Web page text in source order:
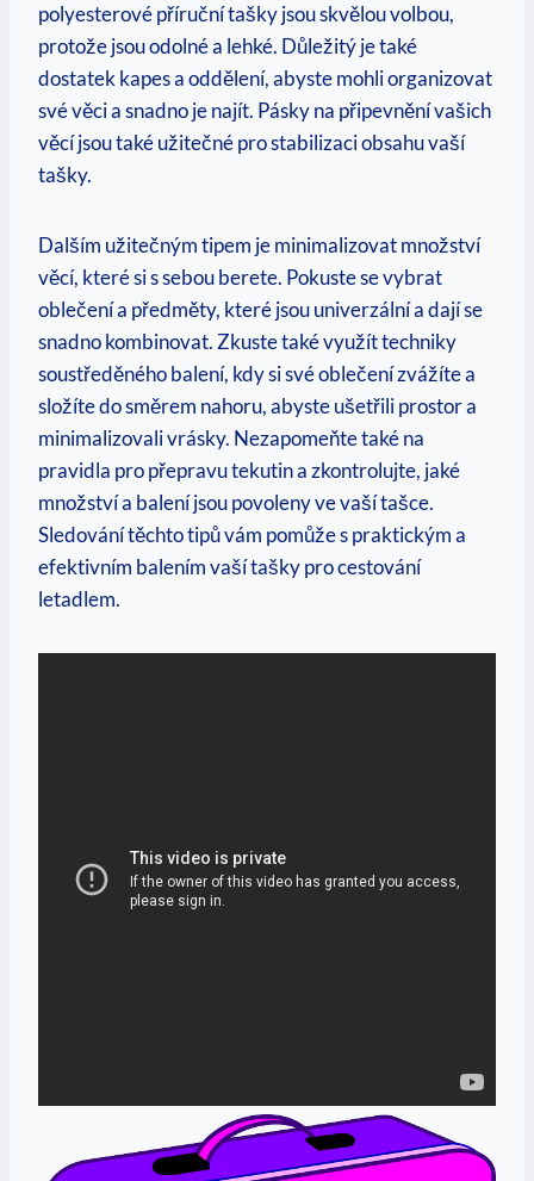
polyesterové příruční tašky jsou skvělou ⁣volbou,
protože jsou ‍odolné a lehké. Důležitý je také
dostatek kapes⁣ a oddělení, abyste mohli organizovat
své věci ​a snadno je najít. Pásky⁢ na připevnění vašich
věcí jsou také užitečné pro stabilizaci obsahu vaší
tašky.
Dalším užitečným ⁢tipem je minimalizovat množství
věcí, které si s sebou berete. Pokuste se vybrat
oblečení a předměty, které ⁣jsou univerzální a dají se
snadno kombinovat. Zkuste také využít techniky
soustředěného balení, kdy si své oblečení zvážíte a
složíte‍ do směrem nahoru, abyste ušetřili prostor⁢ a
minimalizovali vrásky. Nezapomeňte také na
pravidla pro přepravu tekutin a zkontrolujte, jaké
množství a balení jsou povoleny ve vaší⁤ tašce.
Sledování těchto tipů vám⁣ pomůže s praktickým a
efektivním balením vaší tašky‍ pro cestování
letadlem.